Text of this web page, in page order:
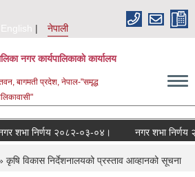
English
नेपाली
नगर कार्यपालिकाकाे कार्यालय
बागमती प्रदेश, नेपाल-"समृद्ध
शभा निर्णय २०८२-०३-०४। नगर शभा निर्णय
कृषि विकास निर्देशनालयको प्रस्ताव आव्हानको सूचना